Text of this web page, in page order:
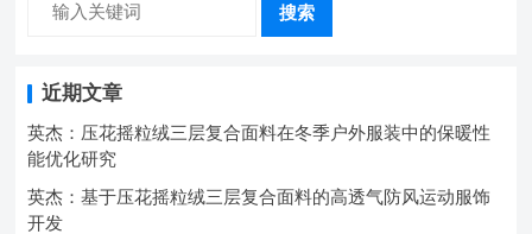
搜索
近期文章
英杰：压花摇粒绒三层复合面料在冬季户外服装中的保暖性
能优化研究
英杰：基于压花摇粒绒三层复合面料的高透气防风运动服饰
开发